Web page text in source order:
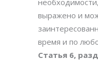
выражено и
время и по
Статья 6,